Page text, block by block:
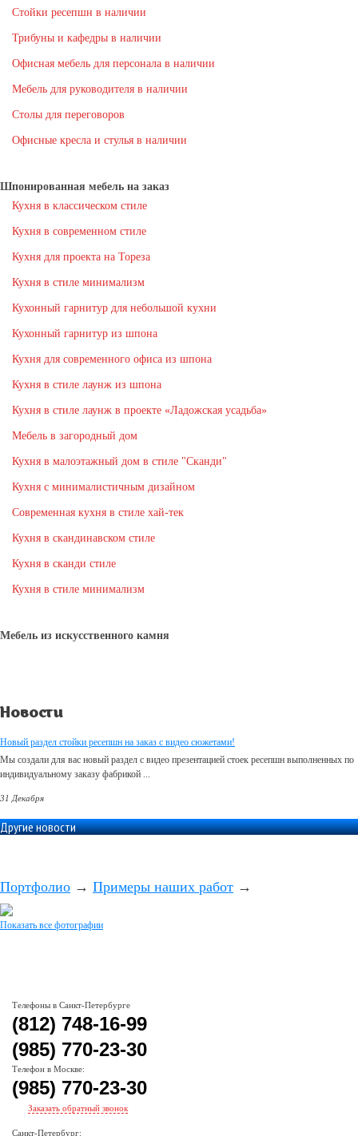
Стойки ресепшн в наличии
Трибуны и кафедры в наличии
Офисная мебель для персонала в наличии
Мебель для руководителя в наличии
Столы для переговоров
Офисные кресла и стулья в наличии
Шпонированная мебель на заказ
Кухня в классическом стиле
Кухня в современном стиле
Кухня для проекта на Тореза
Кухня в стиле минимализм
Кухонный гарнитур для небольшой кухни
Кухонный гарнитур из шпона
Кухня для современного офиса из шпона
Кухня в стиле лаунж из шпона
Кухня в стиле лаунж в проекте «Ладожская усадьба»
Мебель в загородный дом
Кухня в малоэтажный дом в стиле "Сканди"
Кухня с минималистичным дизайном
Современная кухня в стиле хай-тек
Кухня в скандинавском стиле
Кухня в сканди стиле
Кухня в стиле минимализм
Мебель из искусственного камня
Новости
Новый раздел стойки ресепшн на заказ с видео сюжетами!
Мы создали для вас новый раздел с видео презентацией стоек ресепшн выполненных по
индивидуальному заказу фабрикой ...
31 Декабря
Другие новости
Портфолио → Примеры наших работ →
Показать все фотографии
Телефоны в Санкт-Петербурге
(812) 748-16-99
(985) 770-23-30
Телефон в Москве:
(985) 770-23-30
Заказать обратный звонок
Санкт-Петербург: